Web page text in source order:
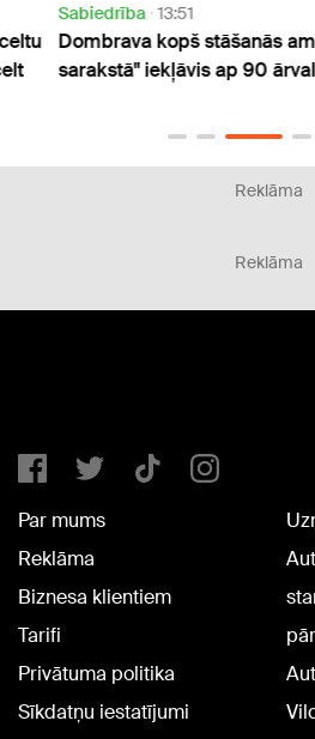
Sabiedrība 13:51
Dombrava kopš stāšanās
sarakstā" iekļāvis ap 90
Reklāma
Reklāma
Par mums
Reklāma
Biznesa klientiem
Tarifi
Privātuma politika
Sīkdatņu iestatījumi